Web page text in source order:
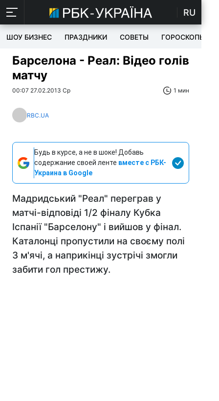
RU
ШОУ БИЗНЕС ПРАЗДНИКИ СОВЕТЫ ГОРОСКОПЫ
Барселона - Реал: Відео голів
матчу
00:07 27.02.2013 Ср 1 мин
RBC.UA
Будь в курсе, а не в шоке! Добавь
содержание своей ленте вместе с РБК-
Украина в Google
Мадридський "Реал" переграв у
матчі-відповіді 1/2 фіналу Кубка
Іспанії "Барселону" і вийшов у фінал.
Каталонці пропустили на своєму полі
3 м'ячі, а наприкінці зустрічі змогли
забити гол престижу.